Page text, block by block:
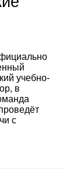
учебно-
в
с